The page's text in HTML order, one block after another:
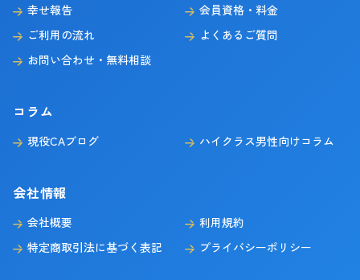
幸せ報告
会員資格・料金
ご利用の流れ
よくあるご質問
お問い合わせ・無料相談
コラム
現役CAブログ ハイクラス男性向けコラム
会社情報
会社概要
利用規約
特定商取引法に基づく表記
プライバシーポリシー